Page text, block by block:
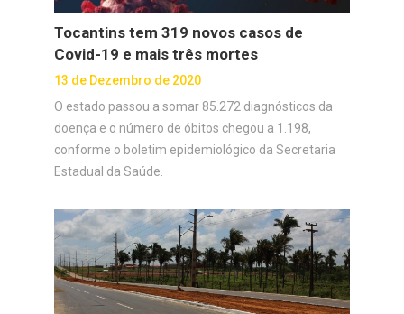
Tocantins tem 319 novos casos de
Covid-19 e mais três mortes
13 de Dezembro de 2020
O estado passou a somar 85.272 diagnósticos da
doença e o número de óbitos chegou a 1.198,
conforme o boletim epidemiológico da Secretaria
Estadual da Saúde.